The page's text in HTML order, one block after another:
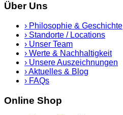
Über Uns
› Philosophie & Geschichte
› Standorte / Locations
› Unser Team
› Werte & Nachhaltigkeit
› Unsere Auszeichnungen
›Aktuelles & Blog
› FAQs
Online Shop